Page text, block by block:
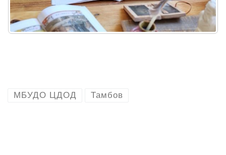
МБУДО ЦДОД Тамбов